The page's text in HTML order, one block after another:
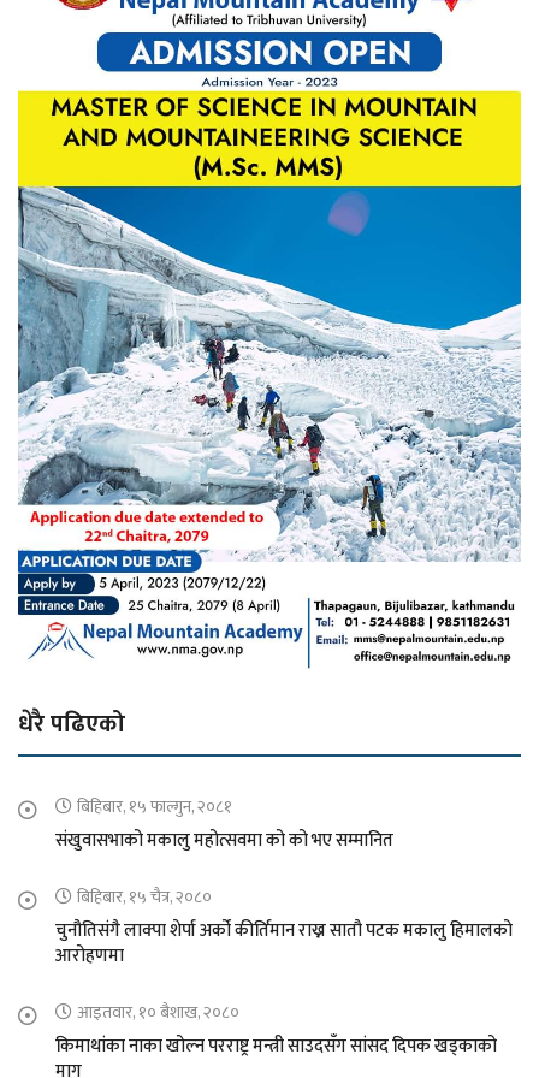
धेरै पढिएको
बिहिबार, १५ फाल्गुन, २०८१
संखुवासभाको मकालु महोत्सवमा को को भए सम्मानित
बिहिबार, १५ चैत्र, २०८०
चुनौतिसंगै लाक्पा शेर्पा अर्को कीर्तिमान राख्न सातौ पटक मकालु हिमालको
आरोहणमा
आइतवार, १० बैशाख, २०८०
किमाथांका नाका खोल्न परराष्ट्र मन्त्री साउदसँग सांसद दिपक खड्काको
माग